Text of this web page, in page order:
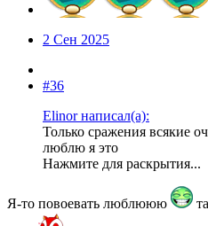
2 Сен 2025
#36
Elinor написал(а):
Только сражения всякие
люблю я это
Нажмите для раскрытия...
Я-то повоевать люблююю